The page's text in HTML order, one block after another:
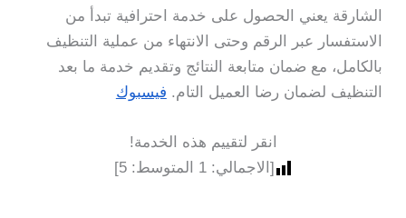
الشارقة يعني الحصول على خدمة احترافية تبدأ من
الاستفسار عبر الرقم وحتى الانتهاء من عملية التنظيف
بالكامل، مع ضمان متابعة النتائج وتقديم خدمة ما بعد
التنظيف لضمان رضا العميل التام. فيسبوك
انقر لتقييم هذه الخدمة!
[الاجمالي:1 المتوسط:5
]